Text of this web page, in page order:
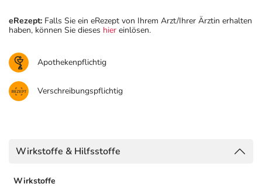
eRezept: Falls Sie ein eRezept von Ihrem Arzt/Ihrer Ärztin erhalten
haben, können Sie dieses hier einlösen.
Apothekenpflichtig
Verschreibungspflichtig
Wirkstoffe & Hilfsstoffe
Wirkstoffe